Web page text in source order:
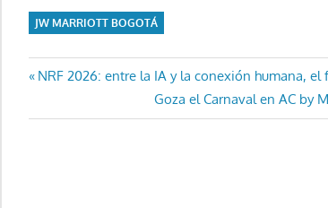
JW MARRIOTT BOGOTÁ
Navegación
de
Entrada
NRF 2026: entre la IA y la conexión humana,
Entrada
siguiente:
Goza el Carnaval en AC by